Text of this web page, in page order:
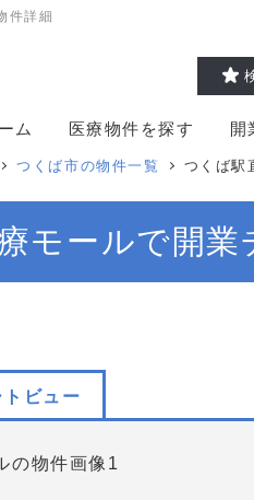
件詳細
ム 医療物件を探す 開
つくば市の物件一覧 つくば駅
モールで開業
トビュー